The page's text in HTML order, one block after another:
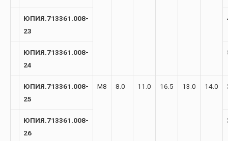
ЮПИЯ.713361.008-
23
ЮПИЯ.713361.008-
24
ЮПИЯ.713361.008-
25
М8 8.0 11.0 16.5 13.0 14.0
ЮПИЯ.713361.008-
26